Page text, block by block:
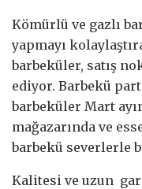
Kömürlü ve gazlı
yapmayı
barbeküler, satış
ediyor. Barbekü
barbeküler Mart
mağazarında ve
barbekü severlerle
Kalitesi ve uzun